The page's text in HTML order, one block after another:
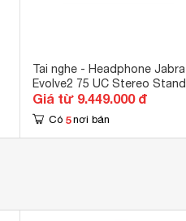
Tai nghe - Headphone Jabra
Evolve2 75 UC Stereo Stand
Giá từ 9.449.000 đ
Có 5 nơi bán